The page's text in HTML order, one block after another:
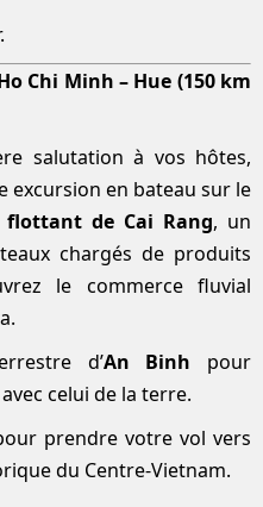
Chi Minh – Hue (150 km
salutation à vos hôtes,
excursion en bateau sur le
flottant de Cai Rang, un
chargés de produits
le commerce fluvial
d’An Binh pour
celui de la terre.
prendre votre vol vers
du Centre-Vietnam.